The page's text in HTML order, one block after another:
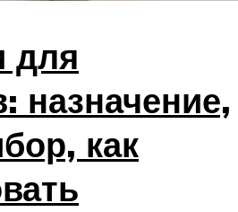
для
назначение,
как